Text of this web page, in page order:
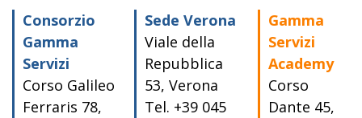
contentConsorzio
Gamma
Servizi
Corso Galileo
Ferraris 78,
Sede Verona
Viale della
Repubblica
53, Verona
Tel. +39 045
Gamma
Servizi
Academy
Corso
Dante 45,